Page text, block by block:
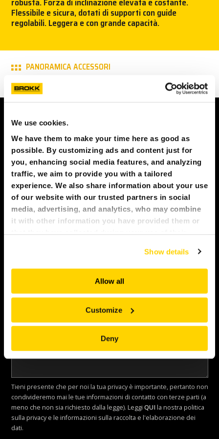
We use cookies.
We have them to make your time here as good as
possible. By customizing ads and content just for
you, enhancing social media features, and analyzing
traffic, we aim to provide you with a tailored
experience. We also share information about your use
of our website with our trusted partners in social
media, advertising, and analytics, who may combine
it with other information you have provided them or
that they have collected during your use of their
and serve you content that truly matters. Join us and
explore more!
Show details
Allow all
Customize
Deny
STAMPA
CONTATTACI!
MY BROKK
SEARCH
Flessibile e sicura, dotati di supporti con guide
regolabili. Leggera e con grande capacità.
PANORAMICA ACCESSORI
CONTATTACI!
Nome
Numero di telefono
Indirizzo email
Tieni presente che per noi la tua privacy è importante, pertanto non
condivideremo mai le tue informazioni di contatto con terze parti (a
meno che non sia richiesto dalla legge). Leggi QUIla nostra politica
sulla privacy e le informazioni sulla raccolta e l'elaborazione dei
dati.